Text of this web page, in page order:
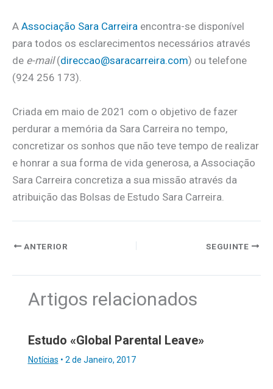
A Associação Sara Carreira encontra-se disponível
para todos os esclarecimentos necessários através
de e-mail(direccao@saracarreira.com) ou telefone
(924 256 173).
Criada em maio de 2021 com o objetivo de fazer
perdurar a memória da Sara Carreira no tempo,
concretizar os sonhos que não teve tempo de realizar
e honrar a sua forma de vida generosa, a Associação
Sara Carreira concretiza a sua missão através da
atribuição das Bolsas de Estudo Sara Carreira.
ANTERIOR SEGUINTE
Artigos relacionados
Estudo «Global Parental Leave»
Notícias • 2 de Janeiro, 2017